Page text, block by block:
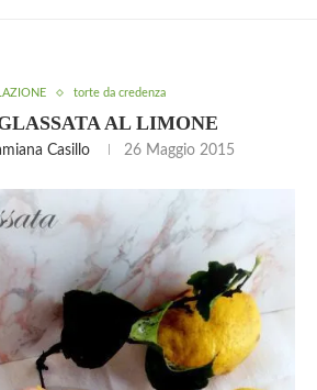
torte da credenza
AL LIMONE
Casillo 26 Maggio 2015